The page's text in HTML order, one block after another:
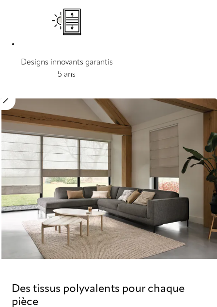
Designs innovants garantis
5 ans
Move image slider
Des tissus polyvalents pour chaque
pièce